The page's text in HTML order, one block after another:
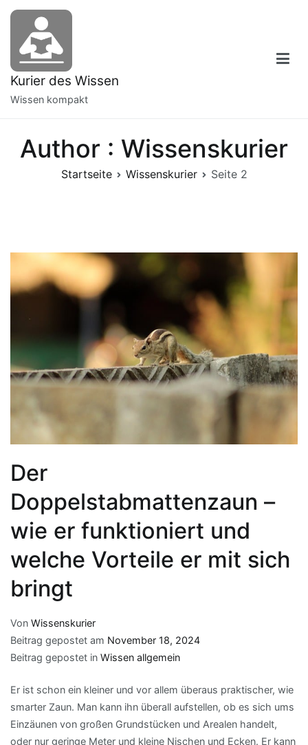
Zum
springen
Kurier des Wissen
Wissen kompakt
Author : Wissenskurier
Startseite Wissenskurier Seite 2
Der
Doppelstabmattenzaun –
wie er funktioniert und
welche Vorteile er mit sich
bringt
Von Wissenskurier
Beitrag gepostet am November 18, 2024
Beitrag gepostet in Wissen allgemein
Er ist schon ein kleiner und vor allem überaus praktischer, wie
smarter Zaun. Man kann ihn überall aufstellen, ob es sich ums
Einzäunen von großen Grundstücken und Arealen handelt,
oder nur geringe Meter und kleine Nischen und Ecken. Er kann